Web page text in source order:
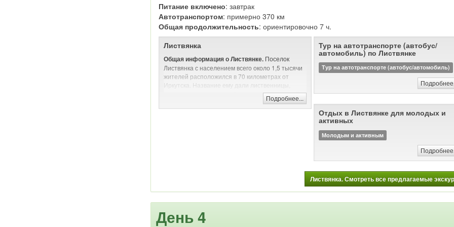
Автомобильная и/или пешая экскурсия (на природе)
Автомобильная и/или пешая экскурсия (на
Питание включено: завтрак
Автотранспортом: примерно 370 км
Общая продолжительность: ориентировочно 7 ч.
Листвянка
Общая информация о Листвянке. Поселок
Листвянка с населением всего около 1,5 тысячи
жителей расположился в 70 километрах от
Иркутска. Название ему дали лиственницы,
которые растут здесь в большом количестве. В
конце XIX века Антон Павлович Чехов был
очарован красотой этих мест, сравнивая
магазинов и сувенирных лавочек. Не заскучают
здесь и любители активного отдыха. Листвянка
предлагает множество развлечений: прогулки на
лошадях, собачьих упряжках или квадроциклах,
Подробнее...
Тур на автотранспорте (автобус/
автомобиль) по Листвянке
Тур на автотранспорте (автобус/автомобиль)
Отдых в Листвянке для молодых и
активных
Молодым и активным
Листвянка. Смотреть все предлагаемые
День 4